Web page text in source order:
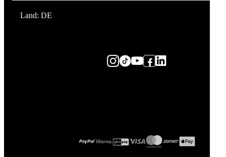
Land: DE